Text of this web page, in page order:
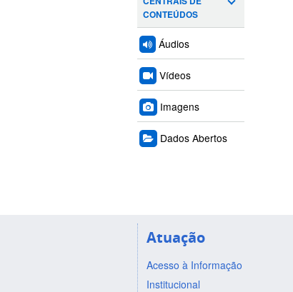
CONTEÚDOS
Áudios
Vídeos
Imagens
Dados Abertos
Atuação
Acesso à Informação
Institucional